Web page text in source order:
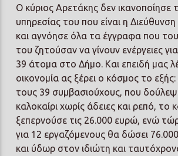
Ο κύριος Αρετάκης δεν ικανοποίησε
υπηρεσίας του που είναι η
και αγνόησε όλα τα έγγραφα που
του ζητούσαν να γίνουν ενέργειες
39 άτομα στο Δήμο. Και επειδή μας
οικονομία ας ξέρει ο κόσμος το
τους 39 συμβασιούχους, που
καλοκαίρι χωρίς άδειες και ρεπό, το
ξεπερνούσε τις 26.000 ευρώ, ενώ
για 12 εργαζόμενους θα δώσει
και ύδωρ στον ιδιώτη και